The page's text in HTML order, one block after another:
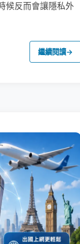
候反而會讓隱私外
繼續閱讀→